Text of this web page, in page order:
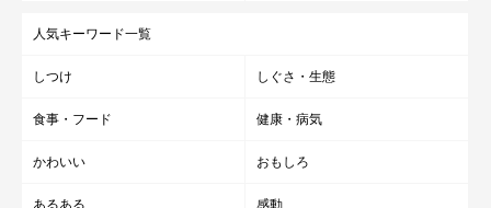
人気キーワード一覧
しつけ しぐさ・生態
食事・フード 健康・病気
かわいい おもしろ
あるある 感動